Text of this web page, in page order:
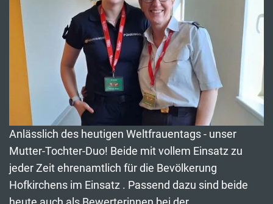
Anlässlich des heutigen Weltfrauentags - unser
Mutter-Tochter-Duo! Beide mit vollem Einsatz zu
jeder Zeit ehrenamtlich für die Bevölkerung
Hofkirchens im Einsatz . Passend dazu sind beide